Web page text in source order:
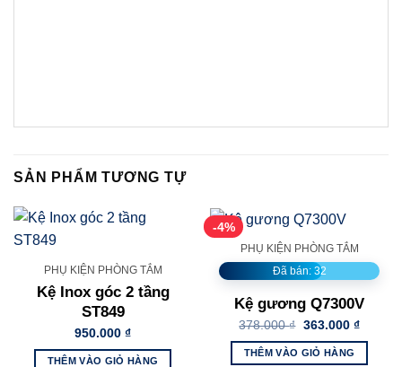
SẢN PHẨM TƯƠNG TỰ
PHỤ KIỆN PHÒNG TẮM
Kệ Inox góc 2 tầng
ST849
950.000 ₫
THÊM VÀO GIỎ HÀNG
-4%
PHỤ KIỆN PHÒNG TẮM
Đã bán: 32
Kệ gương Q7300V
378.000₫ Giá
là:
378.000 ₫.
363.000 ₫Giá
tại
THÊM VÀO GIỎ HÀNG